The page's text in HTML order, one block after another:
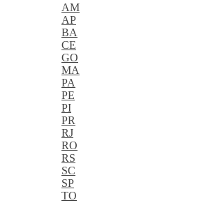
AM
AP
BA
CE
GO
MA
PA
PE
PI
PR
RJ
RO
RS
SC
SP
TO